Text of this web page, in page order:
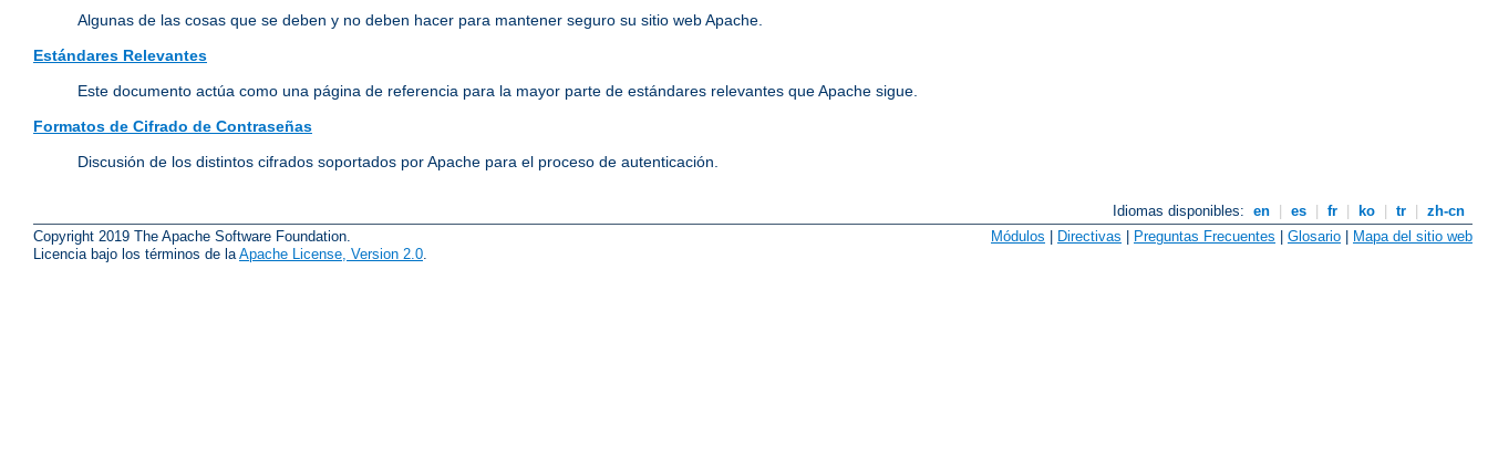
Algunas de las cosas que se deben y no deben hacer para mantener seguro su sitio web Apache.
Estándares Relevantes
Este documento actúa como una página de referencia para la mayor parte de estándares relevantes que Apache sigue.
Formatos de Cifrado de Contraseñas
Discusión de los distintos cifrados soportados por Apache para el proceso de autenticación.
Idiomas disponibles: en es fr ko tr
zh-cn
Copyright 2019 The Apache Software Foundation.
Licencia bajo los términos de la Apache License, Version 2.0
Módulos | Directivas | Preguntas Frecuentes | Glosario | Mapa del sitio web